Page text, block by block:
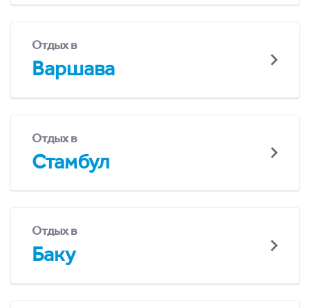
Отдых в
Варшава
Отдых в
Стамбул
Отдых в
Баку